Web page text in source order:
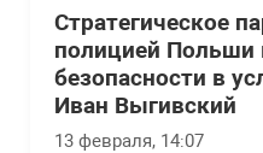
Стратегическое
полицией Польши
безопасности в
Иван Выгивский
13 февраля, 14:07